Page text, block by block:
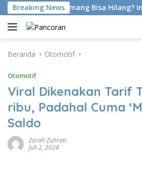
Langsung
ke
konten
Breaking News
Latihan Emang Bisa Hilang? Ini Kata
Beranda Otomotif
Otomotif
Viral Dikenakan Tarif
ribu, Padahal Cuma
Saldo
Zarah Zuhran
Juli 2, 2024